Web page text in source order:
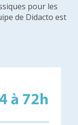
pour les
de Didacto est